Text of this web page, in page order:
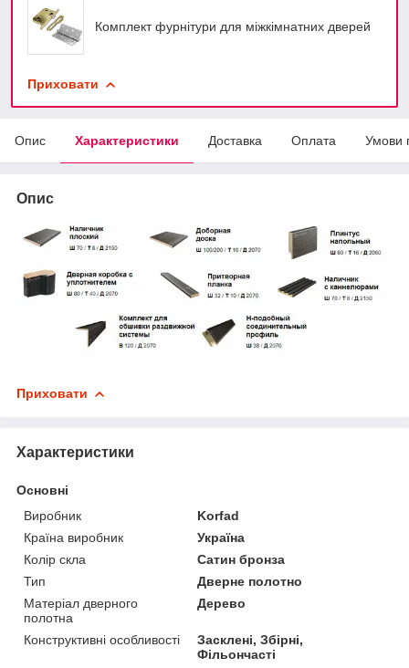
Комплект фурнітури для міжкімнатних дверей
Приховати
Опис Характеристики Доставка Оплата Умови
Опис
Приховати
Характеристики
Основні
Виробник
Korfad
Країна виробник
Україна
Колір скла
Сатин бронза
Тип
Дверне полотно
Матеріал дверного
полотна
Дерево
Конструктивні особливості
Засклені, Збірні,
Фільончасті